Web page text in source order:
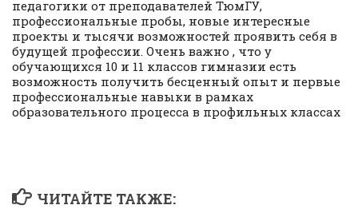
педагогики от преподавателей ТюмГУ,
профессиональные пробы, новые интересные
проекты и тысячи возможностей проявить себя в
будущей профессии. Очень важно , что у
обучающихся 10 и 11 классов гимназии есть
возможность получить бесценный опыт и первые
профессиональные навыки в рамках
образовательного процесса в профильных классах
ЧИТАЙТЕ ТАКЖЕ: